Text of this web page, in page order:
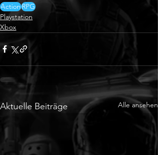
ActionRPG
Playstation
Xbox
Aktuelle Beiträge Alle ansehen